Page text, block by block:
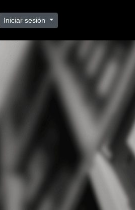
Iniciar sesión